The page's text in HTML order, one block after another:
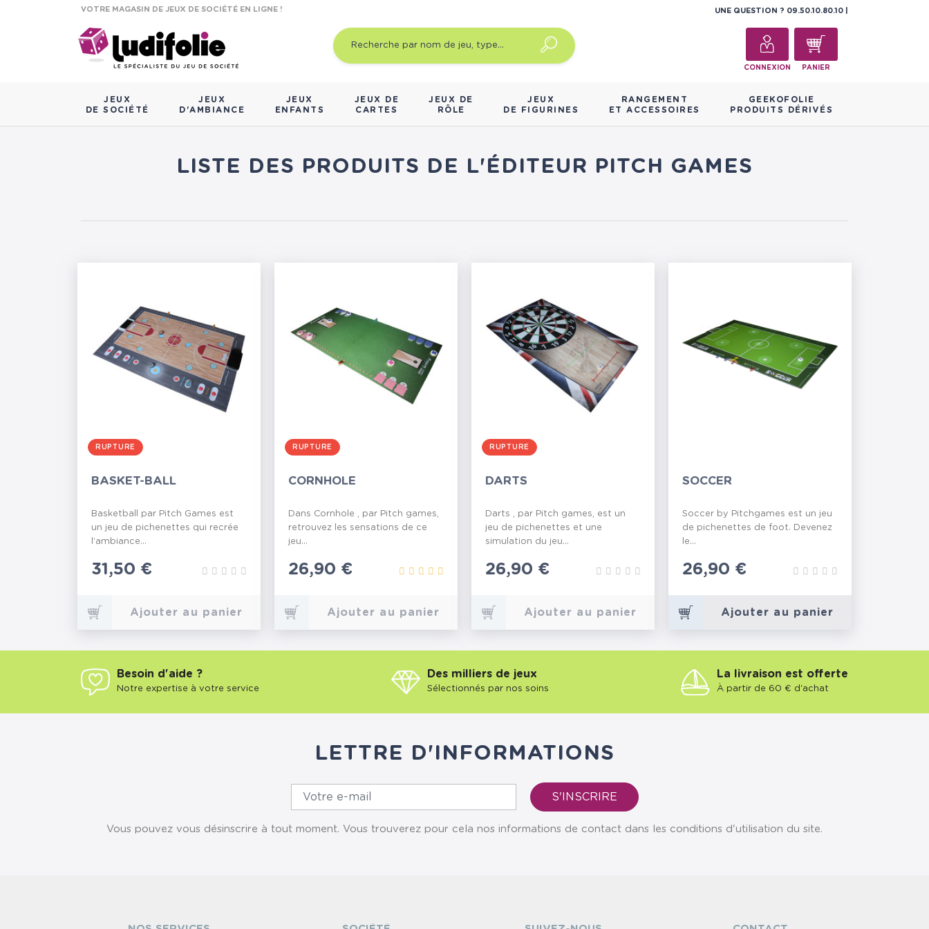
VOTRE MAGASIN DE JEUX DE SOCIÉTÉ EN LIGNE ! UNE QUESTION ? 09.50.10.80.10
CONNEXION PANIER
JEUX
DE SOCIÉTÉ
JEUX
D'AMBIANCE
JEUX
ENFANTS
JEUX DE
CARTES
JEUX DE
RÔLE
JEUX
DE FIGURINES
RANGEMENT
ET ACCESSOIRES
GEEKOFOLIE
PRODUITS DÉRIVÉS
LISTE DES PRODUITS DE L'ÉDITEUR PITCH GAMES
RUPTURE
BASKET-BALL
Basketball par Pitch Games est
un jeu de pichenettes qui recrée
l’ambiance...
Prix
31,50 €
Ajouter au panier
RUPTURE
CORNHOLE
Dans Cornhole , par Pitch games,
retrouvez les sensations de ce
jeu...
Prix
26,90 €
Ajouter au panier
RUPTURE
DARTS
Darts , par Pitch games, est un
jeu de pichenettes et une
simulation du jeu...
Prix
26,90 €
Ajouter au panier
SOCCER
Soccer by Pitchgames est un jeu
de pichenettes de foot. Devenez
le...
Prix
26,90 €
Ajouter au panier
Besoin d'aide ?
Notre expertise à votre service
Des milliers de jeux
Sélectionnés par nos soins
La livraison est offerte
À partir de 60 € d'achat
LETTRE D'INFORMATIONS
Vous pouvez vous désinscrire à tout moment. Vous trouverez pour cela nos informations de contact dans les conditions d'utilisation du site.